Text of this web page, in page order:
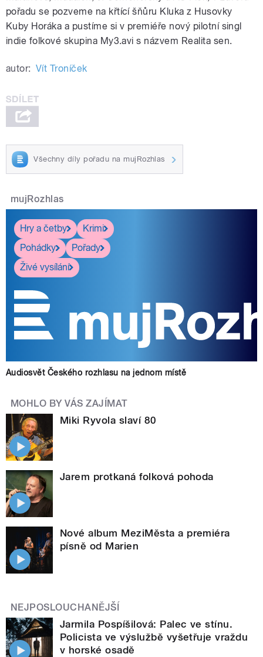
pořadu se pozveme na křtící šňůru Kluka z Husovky
Kuby Horáka a pustíme si v premiéře nový pilotní singl
indie folkové skupina My3.avi s názvem Realita sen.
autor: Vít Troníček
Všechny díly pořadu na mujRozhlas
mujRozhlas
Hry a četby
Krimi
Pohádky
Pořady
Živé vysílání
Audiosvět Českého rozhlasu na jednom místě
MOHLO BY VÁS ZAJÍMAT
Miki Ryvola slaví 80
Jarem protkaná folková pohoda
Nové album MeziMěsta a premiéra
písně od Marien
NEJPOSLOUCHANĚJŠÍ
Jarmila Pospíšilová: Palec ve stínu.
Policista ve výslužbě vyšetřuje vraždu
v horské osadě